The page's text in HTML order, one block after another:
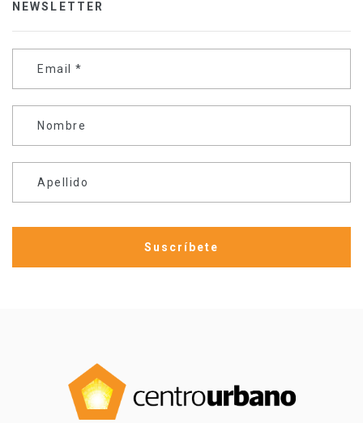
NEWSLETTER
Email *
Nombre
Apellido